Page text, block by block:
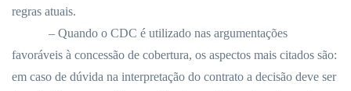
regras atuais.
– Quando o CDC é utilizado nas argumentações
favoráveis à concessão de cobertura, os aspectos mais citados são:
em caso de dúvida na interpretação do contrato a decisão deve ser